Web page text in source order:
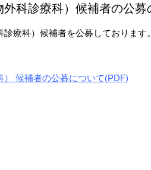
科診療科）候補者の公募
療科）候補者を公募しております。
候補者の公募について(PDF)